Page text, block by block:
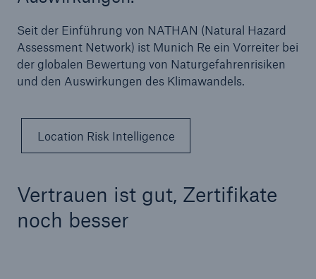
Seit der Einführung von NATHAN (Natural Hazard
Assessment Network) ist Munich Re ein Vorreiter bei
der globalen Bewertung von Naturgefahrenrisiken
und den Auswirkungen des Klimawandels.
Location Risk Intelligence
Vertrauen ist gut, Zertifikate
noch besser